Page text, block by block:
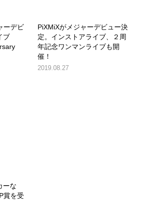
ーデビ
ブ
PiXMiXがメジャーデビュー決
定。インストアライブ、２周
年記念ワンマンライブも開
催！
2019.08.27
ーな
賞を受